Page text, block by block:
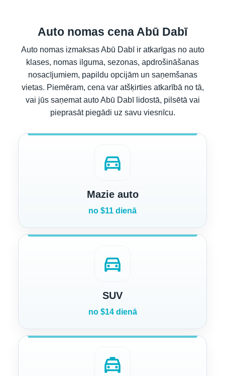
Auto nomas cena Abū Dabī
Auto nomas izmaksas Abū Dabī ir atkarīgas no auto
klases, nomas ilguma, sezonas, apdrošināšanas
nosacījumiem, papildu opcijām un saņemšanas
vietas. Piemēram, cena var atšķirties atkarībā no tā,
vai jūs saņemat auto Abū Dabī lidostā, pilsētā vai
pieprasāt piegādi uz savu viesnīcu.
directions_car
Mazie auto
no $11 dienā
directions_car
SUV
no $14 dienā
local_taxi